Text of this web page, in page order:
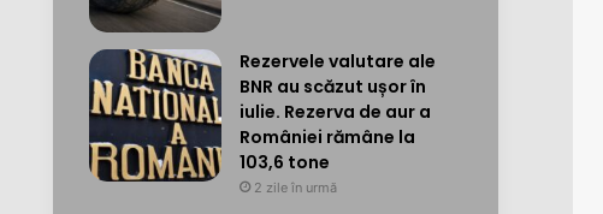
Rezervele valutare ale
BNR au scăzut ușor în
iulie. Rezerva de aur a
României rămâne la
103,6 tone
2 zile în urmă